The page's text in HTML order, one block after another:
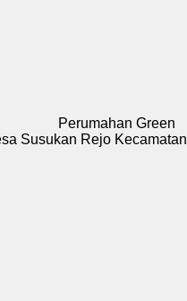
Perumahan Green
Susukan Rejo Kecamatan